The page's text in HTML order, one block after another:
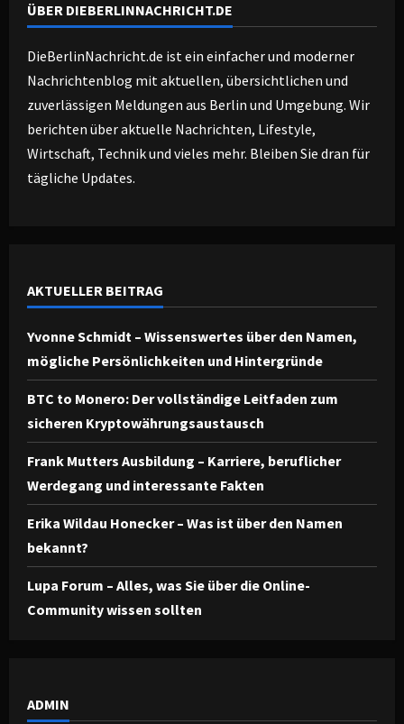
ÜBER DIEBERLINNACHRICHT.DE
DieBerlinNachricht.de ist ein einfacher und moderner
Nachrichtenblog mit aktuellen, übersichtlichen und
zuverlässigen Meldungen aus Berlin und Umgebung. Wir
berichten über aktuelle Nachrichten, Lifestyle,
Wirtschaft, Technik und vieles mehr. Bleiben Sie dran für
tägliche Updates.
AKTUELLER BEITRAG
Yvonne Schmidt – Wissenswertes über den Namen,
mögliche Persönlichkeiten und Hintergründe
BTC to Monero: Der vollständige Leitfaden zum
sicheren Kryptowährungsaustausch
Frank Mutters Ausbildung – Karriere, beruflicher
Werdegang und interessante Fakten
Erika Wildau Honecker – Was ist über den Namen
bekannt?
Lupa Forum – Alles, was Sie über die Online-
Community wissen sollten
ADMIN